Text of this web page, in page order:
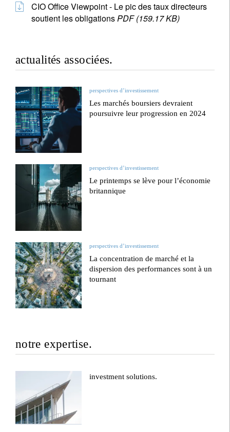
CIO Office Viewpoint - Le pic des taux directeurs
soutient les obligationsPDF (159.17 KB)
actualités associées.
perspectives d’investissement
Les marchés boursiers devraient
poursuivre leur progression en 2024
perspectives d’investissement
Le printemps se lève pour l’économie
britannique
perspectives d’investissement
La concentration de marché et la
dispersion des performances sont à un
tournant
notre expertise.
investment solutions.